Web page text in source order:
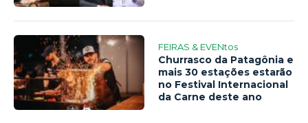
FEIRAS & EVENtos
Churrasco da Patagônia e
mais 30 estações estarão
no Festival Internacional
da Carne deste ano